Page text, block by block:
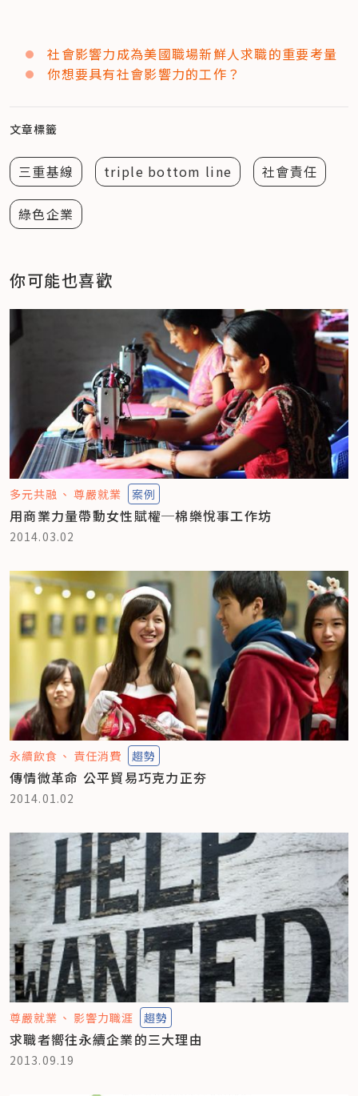
社會影響力成為美國職場新鮮人求職的重要考量
你想要具有社會影響力的工作？
文章標籤
三重基線 triple bottom line 社會責任
綠色企業
你可能也喜歡
多元共融 尊嚴就業 案例
用商業力量帶動女性賦權─棉樂悅事工作坊
2014.03.02
永續飲食 責任消費 趨勢
傳情微革命 公平貿易巧克力正夯
2014.01.02
尊嚴就業 影響力職涯 趨勢
求職者嚮往永續企業的三大理由
2013.09.19